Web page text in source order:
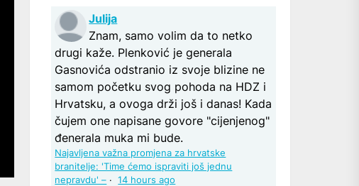
Julija
Znam, samo volim da to netko
drugi kaže. Plenković je generala
Gasnovića odstranio iz svoje blizine ne
samom početku svog pohoda na HDZ i
Hrvatsku, a ovoga drži još i danas! Kada
čujem one napisane govore "cijenjenog"
đenerala muka mi bude.
Najavljena važna promjena za hrvatske
branitelje: 'Time ćemo ispraviti još jednu
nepravdu' – ·14 hours ago